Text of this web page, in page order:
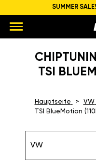
SUMMER
TSI
Hauptseite VW
TSI BlueMotion
VW